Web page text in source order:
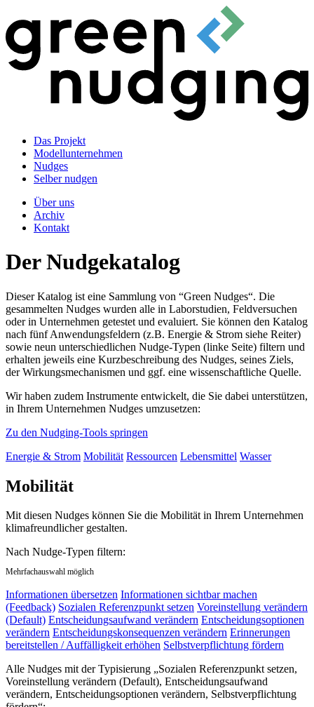
Das Projekt
Modellunternehmen
Nudges
Selber nudgen
Über uns
Archiv
Kontakt
Der Nudgekatalog
Dieser Katalog ist eine Sammlung von “Green Nudges“. Die
gesammelten Nudges wurden alle in Laborstudien, Feldversuchen
oder in Unternehmen getestet und evaluiert. Sie können den Katalog
nach fünf Anwendungsfeldern (z.B. Energie & Strom siehe Reiter)
sowie neun unterschiedlichen Nudge-Typen (linke Seite) filtern und
erhalten jeweils eine Kurzbeschreibung des Nudges, seines Ziels,
der Wirkungsmechanismen und ggf. eine wissenschaftliche Quelle.
Wir haben zudem Instrumente entwickelt, die Sie dabei unterstützen,
in Ihrem Unternehmen Nudges umzusetzen:
Zu den Nudging-Tools springen
Energie & Strom Mobilität Ressourcen Lebensmittel Wasser
Mobilität
Mit diesen Nudges können Sie die Mobilität in Ihrem Unternehmen
klimafreundlicher gestalten.
Nach Nudge-Typen filtern:
Mehrfachauswahl möglich
Informationen übersetzen Informationen sichtbar machen
(Feedback) Sozialen Referenzpunkt setzen Voreinstellung verändern
(Default) Entscheidungsaufwand verändern Entscheidungsoptionen
verändern Entscheidungskonsequenzen verändern Erinnerungen
bereitstellen / Auffälligkeit erhöhen Selbstverpflichtung fördern
Alle Nudges mit der Typisierung „Sozialen Referenzpunkt setzen,
Voreinstellung verändern (Default), Entscheidungsaufwand
verändern, Entscheidungsoptionen verändern, Selbstverpflichtung